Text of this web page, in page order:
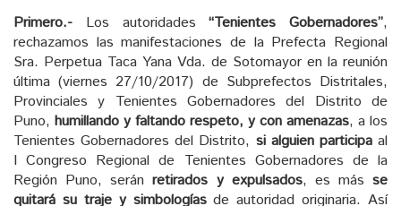
Primero.- Los autoridades“Tenientes Gobernadores”,
rechazamos las manifestaciones de la Prefecta Regional
Sra. Perpetua Taca Yana Vda. de Sotomayor en la reunión
última (viernes 27/10/2017) de Subprefectos Distritales,
Provinciales y Tenientes Gobernadores del Distrito de
Puno, humillando y faltando respeto, y con amenazas, a los
Tenientes Gobernadores del Distrito, si alguien participaal
I Congreso Regional de Tenientes Gobernadores de la
Región Puno, seránretirados y expulsados, es más se
quitará su traje y simbologíasde autoridad originaria. Así